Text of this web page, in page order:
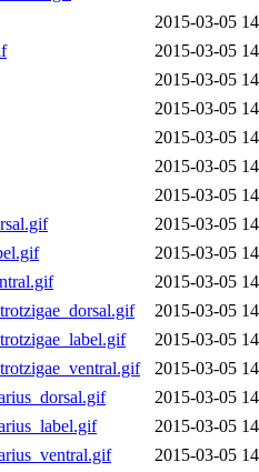
2015-03-05
2015-03-05
2015-03-05
2015-03-05
2015-03-05
2015-03-05
2015-03-05
2015-03-05
2015-03-05
2015-03-05
2015-03-05
2015-03-05
2015-03-05
2015-03-05
2015-03-05
2015-03-05